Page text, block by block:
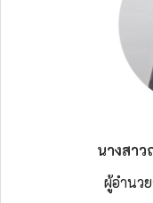
นางสาว
ผู้อำนว